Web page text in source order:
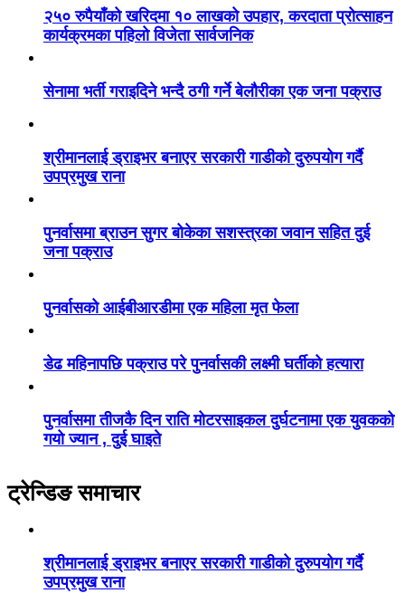
२५० रुपैयाँको खरिदमा १० लाखको उपहार, करदाता प्रोत्साहन
कार्यक्रमका पहिलो विजेता सार्वजनिक
सेनामा भर्ती गराइदिने भन्दै ठगी गर्ने बेलौरीका एक जना पक्राउ
श्रीमानलाई ड्राइभर बनाएर सरकारी गाडीको दुरुपयोग गर्दै
उपप्रमुख राना
पुनर्वासमा ब्राउन सुगर बोकेका सशस्त्रका जवान सहित दुई
जना पक्राउ
पुनर्वासको आईबीआरडीमा एक महिला मृत फेला
डेढ महिनापछि पक्राउ परे पुनर्वासकी लक्ष्मी घर्तीको हत्यारा
पुनर्वासमा तीजकै दिन राति मोटरसाइकल दुर्घटनामा एक युवकको
गयो ज्यान , दुई घाइते
ट्रेन्डिङ समाचार
श्रीमानलाई ड्राइभर बनाएर सरकारी गाडीको दुरुपयोग गर्दै
उपप्रमुख राना